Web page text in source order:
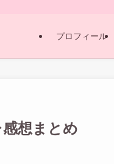
プロフィール
想まとめ